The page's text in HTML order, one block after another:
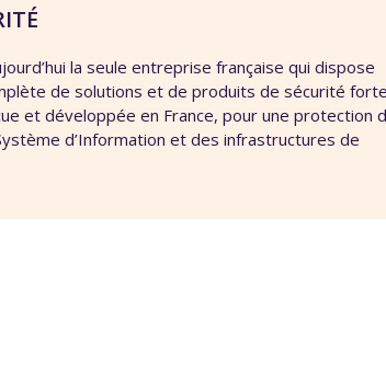
la seule entreprise française qui dispose
de solutions et de produits de sécurité
et développée en France, pour une protection
d’Information et des infrastructures de